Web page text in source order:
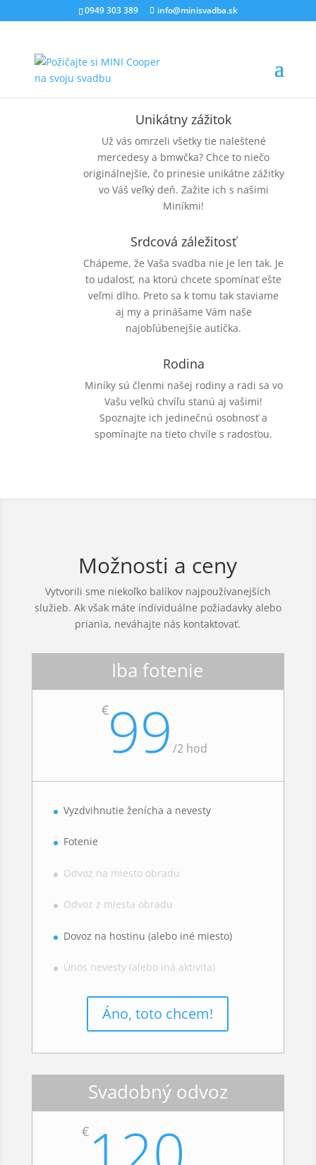
0949 303 389 info@minisvadba.sk
Unikátny zážitok
Už vás omrzeli všetky tie naleštené
mercedesy a bmwčka? Chce to niečo
originálnejšie, čo prinesie unikátne zážitky
vo Váš veľký deň. Zažite ich s našimi
Miníkmi!
Srdcová záležitosť
Chápeme, že Vaša svadba nie je len tak. Je
to udalosť, na ktorú chcete spomínať ešte
veľmi dlho. Preto sa k tomu tak staviame
aj my a prinášame Vám naše
najobľúbenejšie autíčka.
Rodina
Miníky sú členmi našej rodiny a radi sa vo
Vašu veľkú chvíľu stanú aj vašimi!
Spoznajte ich jedinečnú osobnosť a
spomínajte na tieto chvíle s radosťou.
Možnosti a ceny
Vytvorili sme niekoľko balíkov najpoužívanejších
služieb. Ak však máte individuálne požiadavky alebo
priania, neváhajte nás kontaktovať.
Iba fotenie
€99/2 hod
Vyzdvihnutie ženícha a nevesty
Fotenie
Odvoz na miesto obradu
Odvoz z miesta obradu
Dovoz na hostinu (alebo iné miesto)
Únos nevesty (alebo iná aktivita)
Áno, toto chcem!
Svadobný odvoz
€